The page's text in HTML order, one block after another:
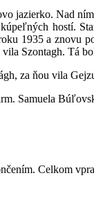
jazierko. Nad
hostí.
1935 a znovu
Szontagh. Tá
za ňou vila
Samuela
Celkom